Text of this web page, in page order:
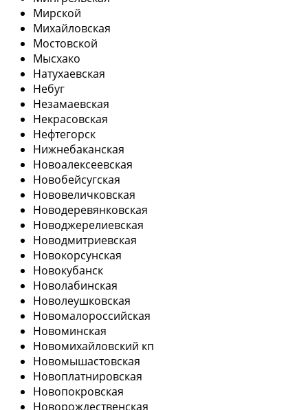
Мирской
Михайловская
Мостовской
Мысхако
Натухаевская
Небуг
Незамаевская
Некрасовская
Нефтегорск
Нижнебаканская
Новоалексеевская
Новобейсугская
Нововеличковская
Новодеревянковская
Новоджерелиевская
Новодмитриевская
Новокорсунская
Новокубанск
Новолабинская
Новолеушковская
Новомалороссийская
Новоминская
Новомихайловский кп
Новомышастовская
Новоплатнировская
Новопокровская
Новорождественская